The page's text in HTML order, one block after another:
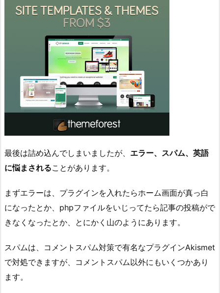
最後は詰め込んでしまいましたが、 エラー、スパム、英語
に悩まされることがあります。
まずエラーは、プラグインを入れたらホーム画面が真っ白
になったとか、phpファイルをいじってたら記事の投稿がで
きなくなったとか、とにかく山のようにあります。
スパムは、コメントスパム対策で有名なプラグインAkismet
で対処できますが、コメントスパム以外にもいくつかあり
ます。